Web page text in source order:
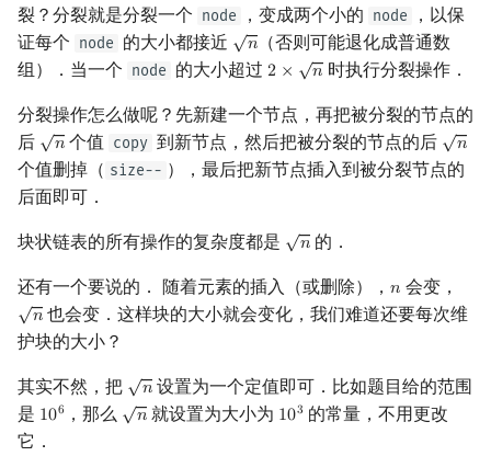
其它 DP 方法
Manacher
回文树
序列自动机
最小表示法
Lyndon 分解
Main–Lorentz 算法
同余方程
二次剩余
阶 & 原根
离散对数
高次剩余 & 单位根
数论分块
莫比乌斯反演
指数生成函数
抽象代数
概率论
博弈论
数值算法
序理论
杨氏矩阵
拟阵
Berlekamp–Massey 算法
2-SAT
欧拉图
哈密顿图
二分图
平面图
弦图
图的着色
网络流
图的匹配
15-puzzle
Kahan 求和
珂朵莉树/颜色段均摊
空间优化简介
裂？分裂就是分裂一个 node ，变成两个小的 node
，以保
证每个 node 的大小都接近 √
𝑛
n
（否则可能退化成普通数
组）．当一个 node 的大小超过 2 ×
√
𝑛
2 ×n 时执行分裂操作．
分裂操作怎么做呢？先新建一个节点，再把被分裂的节点的
后
√
𝑛
n 个值 copy 到新节点，然后把被分裂的节点的后 √
𝑛
n
个值删掉（ size-- ），最后把新节点插入到被分裂节点的
后面即可．
块状链表的所有操作的复杂度都是 √
𝑛
n 的．
还有一个要说的． 随着元素的插入（或删除）， 𝑛
n 会变，
√
𝑛
n
也会变．这样块的大小就会变化，我们难道还要每次维
护块的大小？
其实不然，把 √
𝑛
n
设置为一个定值即可．比如题目给的范围
是 106
106，那么 √
𝑛
n 就设置为大小为 103
103 的常量，不用更改
它．